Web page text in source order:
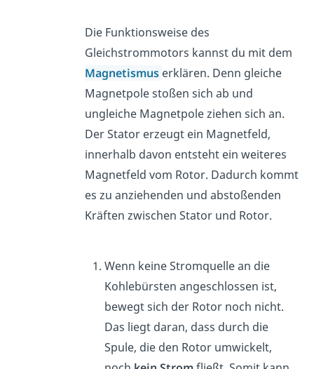
Die Funktionsweise des
Gleichstrommotors kannst du mit dem
Magnetismus erklären. Denn gleiche
Magnetpole stoßen sich ab und
ungleiche Magnetpole ziehen sich an.
Der Stator erzeugt ein Magnetfeld,
innerhalb davon entsteht ein weiteres
Magnetfeld vom Rotor. Dadurch kommt
es zu anziehenden und abstoßenden
Kräften zwischen Stator und Rotor.
Wenn keine Stromquelle an die
Kohlebürsten angeschlossen ist,
bewegt sich der Rotor noch nicht.
Das liegt daran, dass durch die
Spule, die den Rotor umwickelt,